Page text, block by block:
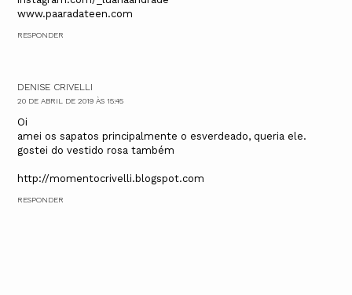
www.paaradateen.com
RESPONDER
DENISE CRIVELLI
20 DE ABRIL DE 2019 ÀS 15:45
Oi
amei os sapatos principalmente o esverdeado, queria ele.
gostei do vestido rosa também
http://momentocrivelli.blogspot.com
RESPONDER